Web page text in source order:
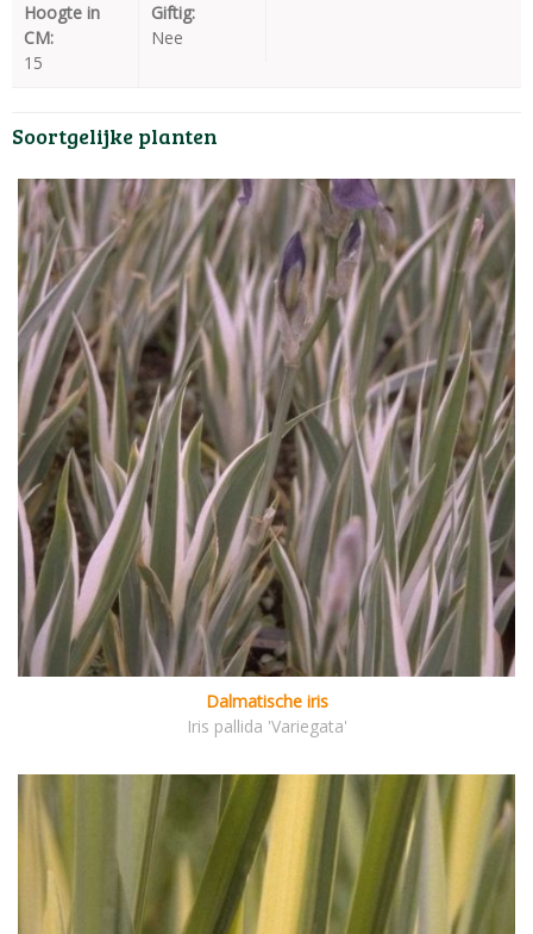
Hoogte in
CM:
15
Giftig:
Nee
Soortgelijke planten
Dalmatische iris
Iris pallida 'Variegata'